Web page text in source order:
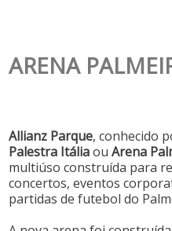
ARENA
Allianz Parque, conhecido
Palestra ItáliaouArena
multiúso construída para
concertos, eventos
partidas de futebol do